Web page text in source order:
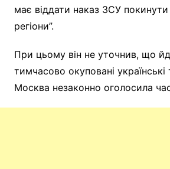
має віддати наказ ЗСУ покинути
регіони”.
При цьому він не уточнив, що
тимчасово окуповані українські
Москва незаконно оголосила